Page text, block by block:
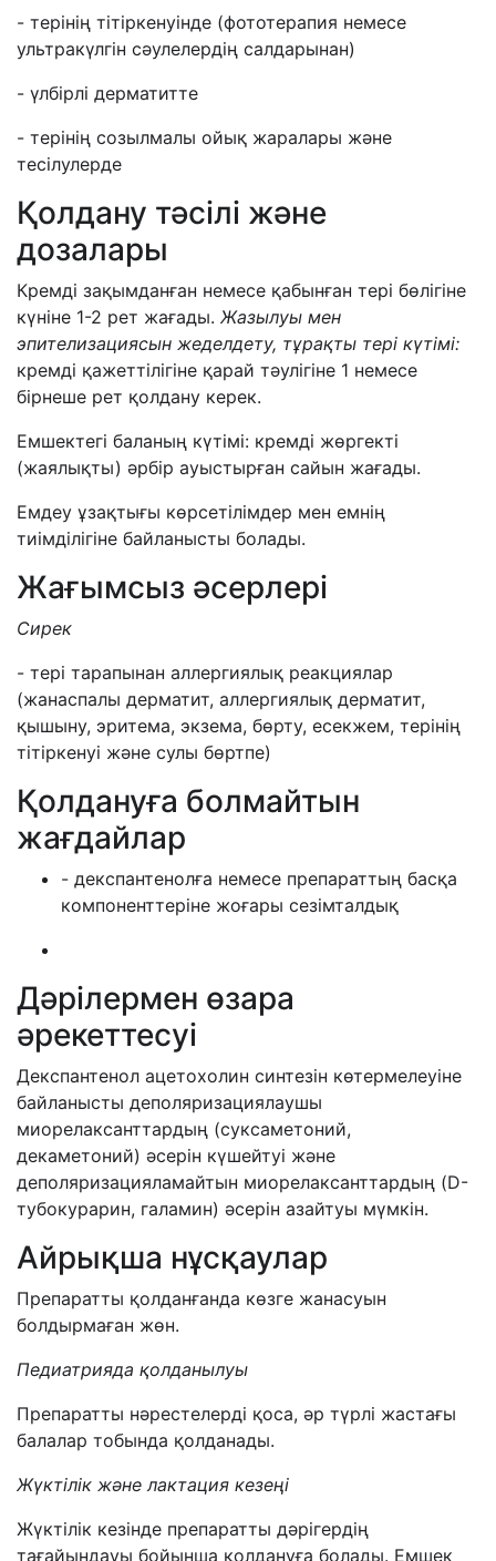
- терінің тітіркенуінде (фототерапия немесе
ультракүлгін сәулелердің салдарынан)
- үлбірлі дерматитте
- терінің созылмалы ойық жаралары және
тесілулерде
Қолдану тәсілі және
дозалары
Кремді зақымданған немесе қабынған тері бөлігіне
күніне 1-2 рет жағады. Жазылуы мен
эпителизациясын жеделдету, тұрақты тері күтімі:
кремді қажеттілігіне қарай тәулігіне 1 немесе
бірнеше рет қолдану керек.
Емшектегі баланың күтімі: кремді жөргекті
(жаялықты) әрбір ауыстырған сайын жағады.
Емдеу ұзақтығы көрсетілімдер мен емнің
тиімділігіне байланысты болады.
Жағымсыз әсерлері
Сирек
- тері тарапынан аллергиялық реакциялар
(жанаспалы дерматит, аллергиялық дерматит,
қышыну, эритема, экзема, бөрту, есекжем, терінің
тітіркенуі және сулы бөртпе)
Қолдануға болмайтын
жағдайлар
- декспантенолға немесе препараттың басқа
компоненттеріне жоғары сезімталдық
Дәрілермен өзара
әрекеттесуі
Декспантенол ацетохолин синтезін көтермелеуіне
байланысты деполяризациялаушы
миорелаксанттардың (суксаметоний,
декаметоний) әсерін күшейтуі және
деполяризацияламайтын миорелаксанттардың (D-
тубокурарин, галамин) әсерін азайтуы мүмкін.
Айрықша нұсқаулар
Препаратты қолданғанда көзге жанасуын
болдырмаған жөн.
Педиатрияда қолданылуы
Препаратты нәрестелерді қоса, әр түрлі жастағы
балалар тобында қолданады.
Жүктілік және лактация кезеңі
Жүктілік кезінде препаратты дәрігердің
тағайындауы бойынша қолдануға болады. Емшек